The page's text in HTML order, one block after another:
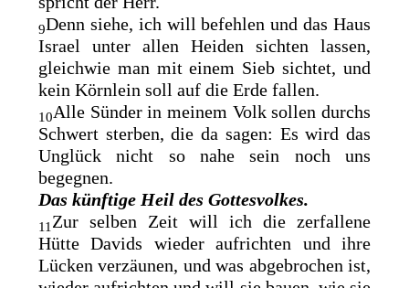
9Denn siehe, ich will befehlen und das Haus
Israel unter allen Heiden sichten lassen,
gleichwie man mit einem Sieb sichtet, und
kein Körnlein soll auf die Erde fallen.
10Alle Sünder in meinem Volk sollen durchs
Schwert sterben, die da sagen: Es wird das
Unglück nicht so nahe sein noch uns
begegnen.
Das künftige Heil des Gottesvolkes.
11 Zur selben Zeit will ich die zerfallene
Hütte Davids wieder aufrichten und ihre
Lücken verzäunen, und was abgebrochen ist,